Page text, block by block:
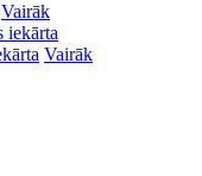
Vairāk
Vairāk